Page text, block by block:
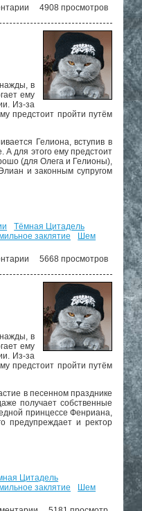
- 3) 4908 просмотров
в
ему
Из-за
предстоит пройти путём
Гелиона, вступив в
А для этого ему предстоит
(для Олега и Гелионы),
и законным супругом
Тёмная Цитадель
заклятие
Шем
5668 просмотров
в
ему
Из-за
предстоит пройти путём
в песенном празднике
получает собственные
принцессе Фенриана,
предупреждает и ректор
Цитадель
заклятие
Шем